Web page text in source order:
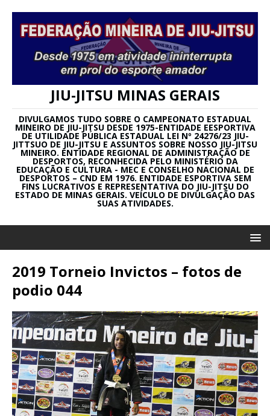
JIU-JITSU MINAS GERAIS
DIVULGAMOS TUDO SOBRE O CAMPEONATO ESTADUAL
MINEIRO DE JIU-JITSU DESDE 1975-ENTIDADE EESPORTIVA
DE UTILIDADE PÚBLICA ESTADUAL LEI Nº 24276/23 JIU-
JITTSUO DE JIU-JITSU E ASSUNTOS SOBRE NOSSO JIU-JITSU
MINEIRO. ENTIDADE REGIONAL DE ADMINISTRAÇÃO DE
DESPORTOS, RECONHECIDA PELO MINISTÉRIO DA
EDUCAÇÃO E CULTURA - MEC E CONSELHO NACIONAL DE
DESPORTOS – CND EM 1976. ENTIDADE ESPORTIVA SEM
FINS LUCRATIVOS E REPRESENTATIVA DO JIU-JITSU DO
ESTADO DE MINAS GERAIS. VEÍCULO DE DIVULGAÇÃO DAS
SUAS ATIVIDADES.
2019 Torneio Invictos – fotos de
podio 044